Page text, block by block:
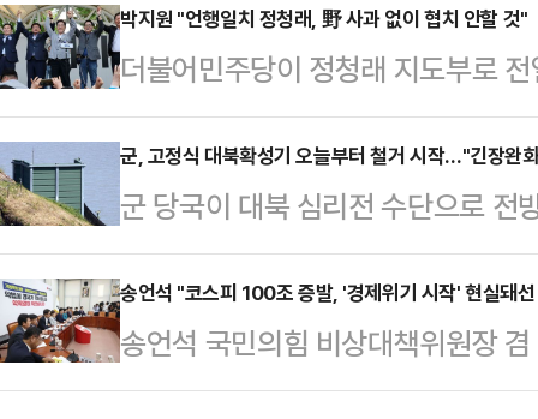
치다. 잘한 일"이라며 이같이 말했
계 복원과 민간 교류 확대에 대한
속에서도 문화와 종…
정청래 대표를 '내란 교사범이자 주
청래(대표) 그리고 민주당에게 계
혁 의원은 4일 페이스북에 "'내란'
갖다 붙일 거라면, '줄탄핵'과 '줄특
범인 정 대표와 민주당이야말로 '내
지난 2…
박지원 "언행일치 정청래, 野 사과 없이 협치 안할 것"
더불어민주당이 정청래 지도부로
은 정청래 신임 당대표를 '언행일치
이른바 '3대 개혁'을 실현할 적임자
디오 '아침저널'에서 "(정 대표가)
조했는데 이분은 무섭게 실천하신
세력 즉 '사과와 반성하지 않는 세
렇게 강하게 나갈 것"이라고 전망
당과 …
군, 고정식 대북확성기 오늘부터 철거 시작…"긴장완
군 당국이 대북 심리전 수단으로 전
다.국방부는 4일 출입기자단 공지
철거를 시작했다"고 밝혔다.국방부
에서 남북 간 긴장완화에 도움이 되
명했다.철거 대상은 고정식 대북
송언석 "코스피 100조 증발, '경제위기 시작' 현실돼
송언석 국민의힘 비상대책위원장
인 '대주주' 기준 하향을 골자로 하